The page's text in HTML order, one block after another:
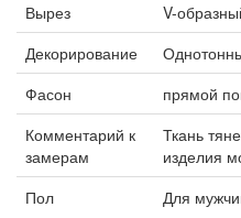
Вырез
V-
Декорирование
Фасон
прямой
Комментарий к
замерам
Ткань
изделия
Пол
Для